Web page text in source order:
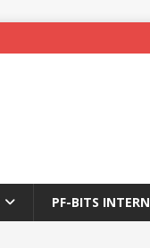
PF-BITS INTERN